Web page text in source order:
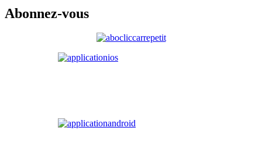
Abonnez-vous